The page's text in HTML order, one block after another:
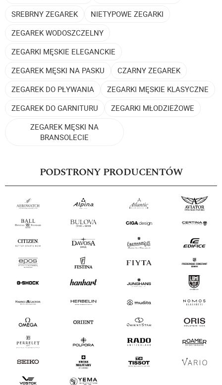
SREBRNY ZEGAREK
NIETYPOWE ZEGARKI
ZEGAREK WODOSZCZELNY
ZEGARKI MĘSKIE ELEGANCKIE
ZEGAREK MĘSKI NA PASKU
CZARNY ZEGAREK
ZEGAREK DO PŁYWANIA
ZEGARKI MĘSKIE KLASYCZNE
ZEGAREK DO GARNITURU
ZEGARKI MŁODZIEŻOWE
ZEGAREK MĘSKI NA
BRANSOLECIE
PODSTRONY PRODUCENTÓW